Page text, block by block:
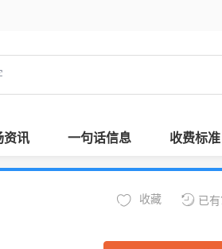
资讯 一句话信息 收费标准
已
收藏